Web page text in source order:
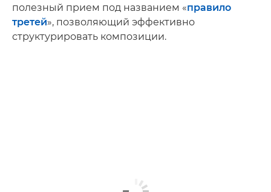
полезный прием под названием «правило
третей», позволяющий эффективно
структурировать композиции.